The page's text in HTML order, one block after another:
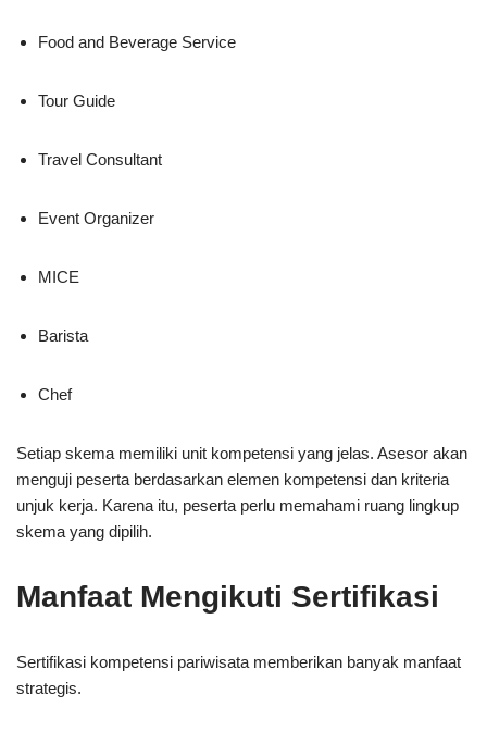
Food and Beverage Service
Tour Guide
Travel Consultant
Event Organizer
MICE
Barista
Chef
Setiap skema memiliki unit kompetensi yang jelas. Asesor akan
menguji peserta berdasarkan elemen kompetensi dan kriteria
unjuk kerja. Karena itu, peserta perlu memahami ruang lingkup
skema yang dipilih.
Manfaat Mengikuti Sertifikasi
Sertifikasi kompetensi pariwisata memberikan banyak manfaat
strategis.